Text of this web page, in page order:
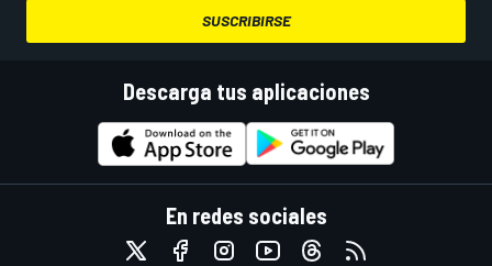
SUSCRIBIRSE
Descarga tus aplicaciones
En redes sociales